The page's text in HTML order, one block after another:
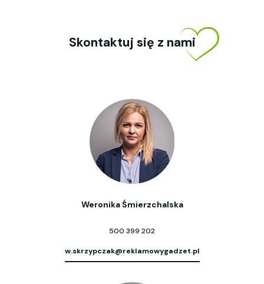
Skontaktuj się z nami
Weronika Śmierzchalska
500 399 202
w.skrzypczak@reklamowygadzet.pl